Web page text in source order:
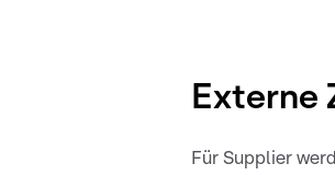
Externe
Für Supplier